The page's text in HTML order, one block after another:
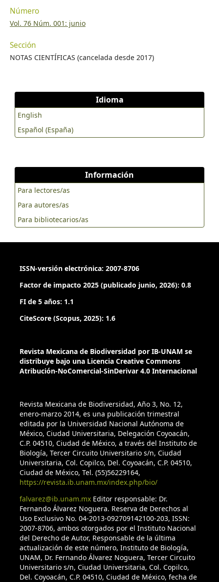
Número
Vol. 76 Núm. 001: junio
Sección
NOTAS CIENTÍFICAS (cancelada desde 2017)
Idioma
English
Español (España)
Información
Para lectores/as
Para autores/as
Para bibliotecarios/as
ISSN-versión electrónica: 2007-8706
Factor de impacto 2025 (publicado junio, 2026): 0.8
FI de 5 años: 1.1
CiteScore (Scopus, 2025): 1.6
Revista Mexicana de Biodiversidad por IB-UNAM se
distribuye bajo una Licencia Creative Commons
Atribución-NoComercial-SinDerivar 4.0 Internacional
Revista Mexicana de Biodiversidad, Año 3, No. 12,
enero-marzo 2014, es una publicación trimestral
editada por la Universidad Nacional Autónoma de
México, Ciudad Universitaria, Delegación Coyoacán,
C.P. 04510, Ciudad de México, a través del Instituto de
Biología, Tercer Circuito Universitario s/n, Ciudad
Universitaria, Col. Copilco, Del. Coyoacán, C.P. 04510,
Ciudad de México, Tel. (55)56229164,
https://revista.ib.unam.mx/index.php/bio/
falvarez@ib.unam.mxEditor responsable: Dr.
Fernando Álvarez Noguera. Reserva de Derechos al
Uso Exclusivo No. 04-2013-092709142100-203, ISSN:
2007-8706, ambos otorgados por el Instituto Nacional
del Derecho de Autor, Responsable de la última
actualización de este número, Instituto de Biología,
UNAM, Dr. Fernando Álvarez Noguera, Tercer Circuito
Universitario s/n, Ciudad Universitaria, Col. Copilco,
Del. Coyoacán, C.P. 04510, Ciudad de México, fecha de